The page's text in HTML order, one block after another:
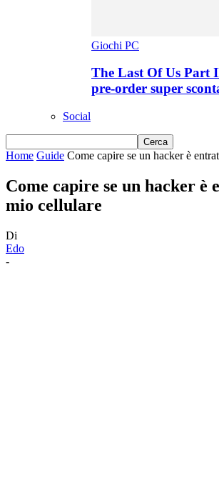
Giochi PC
The Last Of Us Part
pre-order super
Social
Home Guide Come capire se un hacker è
Come capire se un hacker è
mio cellulare
Di
Edo
-